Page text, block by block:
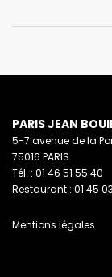
PARIS JEAN
5-7 avenue de la
75016 PARIS
Tél. : 01 46 51 55 40
Restaurant : 01 45
Mentions légales